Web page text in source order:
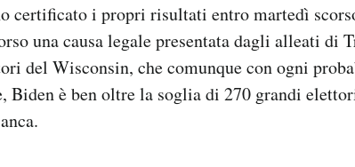
certificato i propri risultati entro martedì
una causa legale presentata dagli alleati di
del Wisconsin, che comunque con ogni
Biden è ben oltre la soglia di 270 grandi